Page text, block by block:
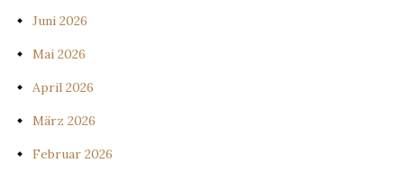
Juni 2026
Mai 2026
April 2026
März 2026
Februar 2026